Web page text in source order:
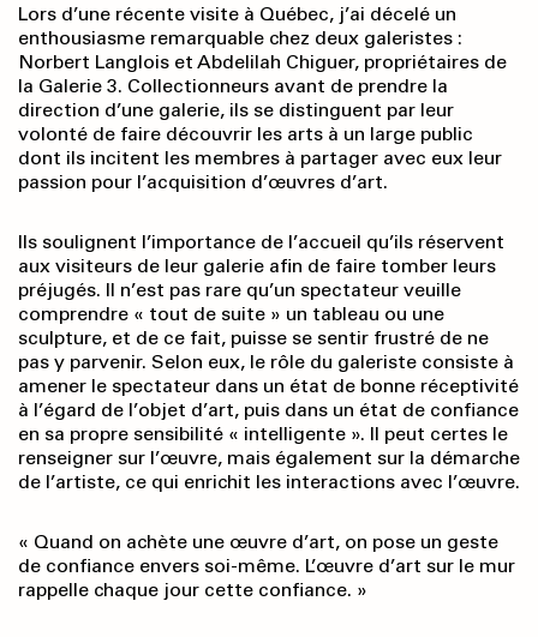
Lors d’une récente visite à Québec, j’ai décelé un
enthousiasme remarquable chez deux galeristes :
Norbert Langlois et Abdelilah Chiguer, propriétaires de
la Galerie 3. Collectionneurs avant de prendre la
direction d’une galerie, ils se distinguent par leur
volonté de faire découvrir les arts à un large public
dont ils incitent les membres à partager avec eux leur
passion pour l’acquisition d’œuvres d’art.
Ils soulignent l’importance de l’accueil qu’ils réservent
aux visiteurs de leur galerie afin de faire tomber leurs
préjugés. Il n’est pas rare qu’un spectateur veuille
comprendre « tout de suite » un tableau ou une
sculpture, et de ce fait, puisse se sentir frustré de ne
pas y parvenir. Selon eux, le rôle du galeriste consiste à
amener le spectateur dans un état de bonne réceptivité
à l’égard de l’objet d’art, puis dans un état de confiance
en sa propre sensibilité « intelligente ». Il peut certes le
renseigner sur l’œuvre, mais également sur la démarche
de l’artiste, ce qui enrichit les interactions avec l’œuvre.
« Quand on achète une œuvre d’art, on pose un geste
de confiance envers soi-même. L’œuvre d’art sur le mur
rappelle chaque jour cette confiance. »